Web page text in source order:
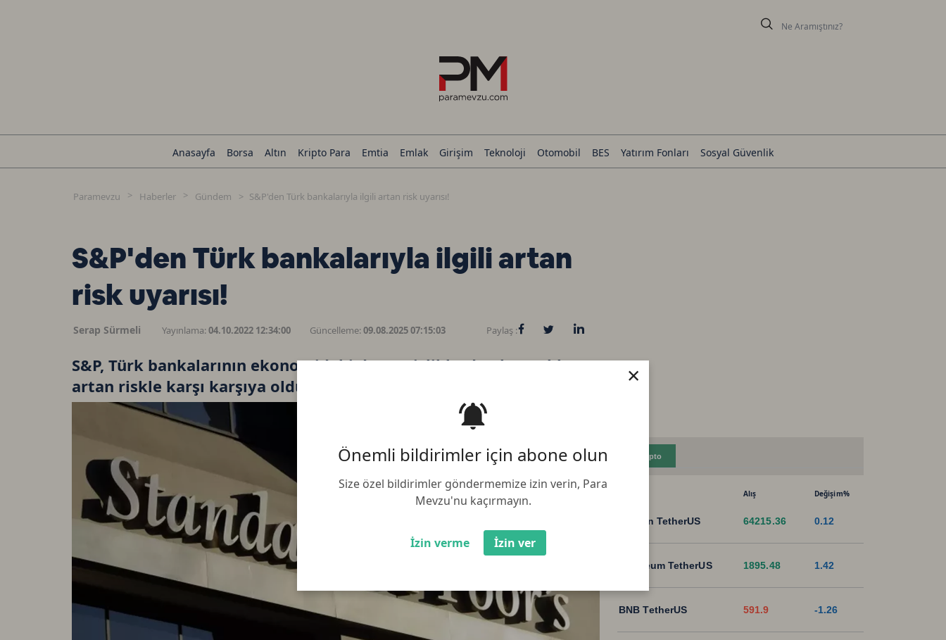
Önemli bildirimler için abone olun
Size özel bildirimler göndermemize izin verin, Para
Mevzu'nu kaçırmayın.
İzin verme İzin ver
×
Anasayfa Borsa Altın Kripto Para Emtia Emlak Girişim Teknoloji Otomobil BES Yatırım Fonları Sosyal Güvenlik
Paramevzu Haberler Gündem S&P'den Türk bankalarıyla ilgili artan risk uyarısı!
S&P'den Türk bankalarıyla ilgili artan
risk uyarısı!
Serap Sürmeli Yayınlama:04.10.2022 12:34:00 Güncelleme:09.08.2025 07:15:03 Paylaş :
S&P, Türk bankalarının ekonomideki dengesizliklerden kaynaklı
artan riskle karşı karşıya olduğunu dile getirdi
Kripto
Alış Değişim%
Bitcoin TetherUS 64215.36 0.12
Ethereum TetherUS 1895.48 1.42
BNB TetherUS 591.9 -1.26